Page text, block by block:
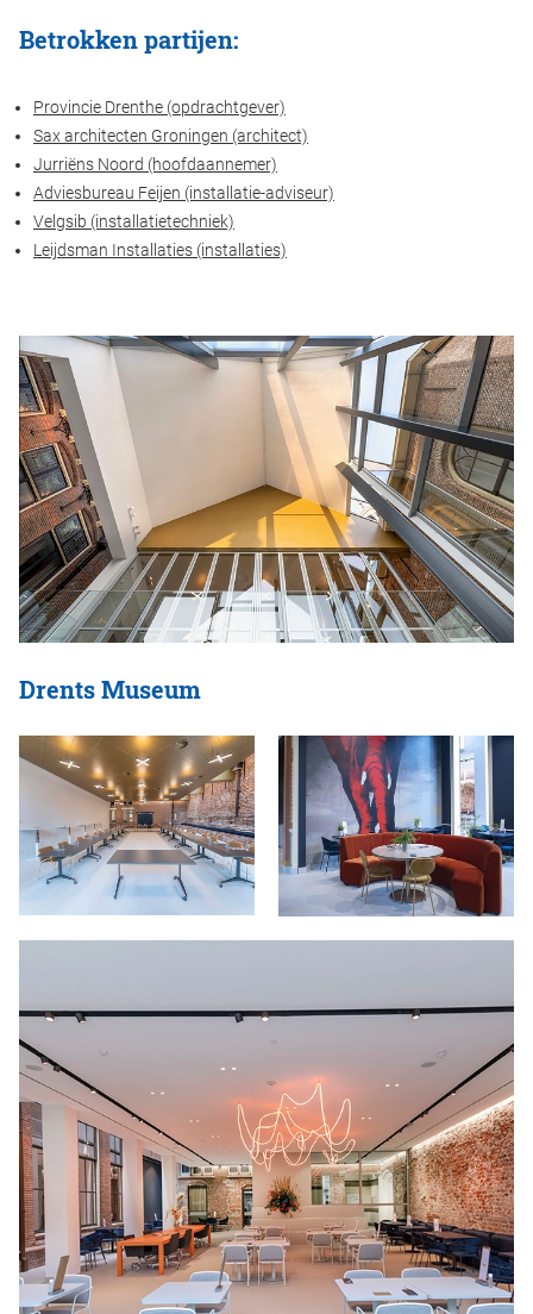
Betrokken partijen:
Provincie Drenthe (opdrachtgever)
Sax architecten Groningen (architect)
Jurriëns Noord (hoofdaannemer)
Adviesbureau Feijen (installatie-adviseur)
Velgsib (installatietechniek)
Leijdsman Installaties (installaties)
Drents Museum